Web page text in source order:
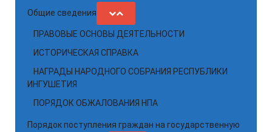
Общие сведения
ПРАВОВЫЕ ОСНОВЫ ДЕЯТЕЛЬНОСТИ
ИСТОРИЧЕСКАЯ СПРАВКА
НАГРАДЫ НАРОДНОГО СОБРАНИЯ РЕСПУБЛИКИ
ИНГУШЕТИЯ
ПОРЯДОК ОБЖАЛОВАНИЯ НПА
Порядок поступления граждан на государственную